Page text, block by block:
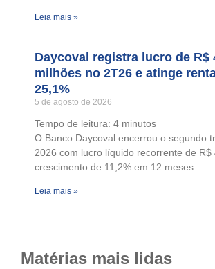
Leia mais »
Daycoval registra lucro de R$
milhões no 2T26 e atinge
25,1%
5 de agosto de 2026
Tempo de leitura: 4 minutos
O Banco Daycoval encerrou o segundo
2026 com lucro líquido recorrente de R$
crescimento de 11,2% em 12 meses.
Leia mais »
Matérias mais lidas